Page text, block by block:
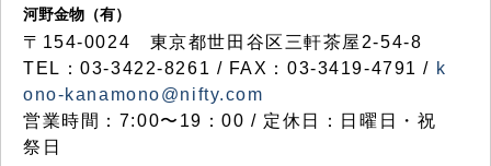
河野金物（有）
〒154-0024 東京都世田谷区三軒茶屋2-54-8
TEL：03-3422-8261 / FAX：03-3419-4791 / k
ono-kanamono@nifty.com
営業時間：7:00〜19：00 / 定休日：日曜日・祝
祭日